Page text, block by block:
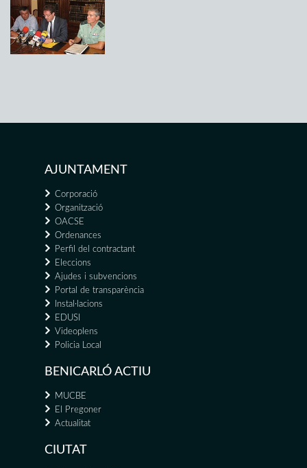
AJUNTAMENT
Corporació
Organització
OACSE
Ordenances
Perfil del contractant
Eleccions
Ajudes i subvencions
Portal de transparència
Instal·lacions
EDUSI
Videoplens
Policia Local
BENICARLÓ ACTIU
MUCBE
El Pregoner
Actualitat
CIUTAT